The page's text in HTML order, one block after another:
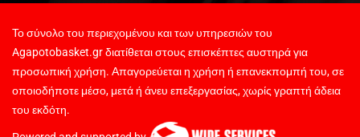
Το σύνολο του περιεχομένου και των υπηρεσιών του
Agapotobasket.gr διατίθεται στους επισκέπτες αυστηρά για
προσωπική χρήση. Απαγορεύεται η χρήση ή επανεκπομπή του, σε
οποιοδήποτε μέσο, μετά ή άνευ επεξεργασίας, χωρίς γραπτή άδεια
του εκδότη.